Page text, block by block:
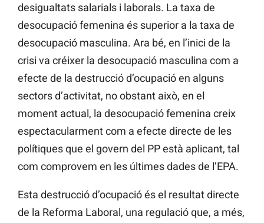
desigualtats salarials i laborals. La taxa de
desocupació femenina és superior a la taxa de
desocupació masculina. Ara bé, en l’inici de la
crisi va créixer la desocupació masculina com a
efecte de la destrucció d’ocupació en alguns
sectors d’activitat, no obstant això, en el
moment actual, la desocupació femenina creix
espectacularment com a efecte directe de les
polítiques que el govern del PP està aplicant, tal
com comprovem en les últimes dades de l’EPA.
Esta destrucció d’ocupació és el resultat directe
de la Reforma Laboral, una regulació que, a més,